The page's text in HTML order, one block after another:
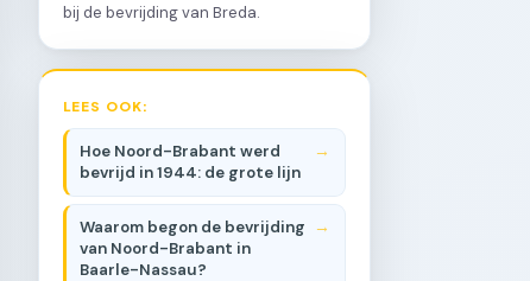
bij de bevrijding van Breda.
LEES OOK:
Hoe Noord-Brabant werd
bevrijd in 1944: de grote lijn
Waarom begon de bevrijding
van Noord-Brabant in
Baarle-Nassau?